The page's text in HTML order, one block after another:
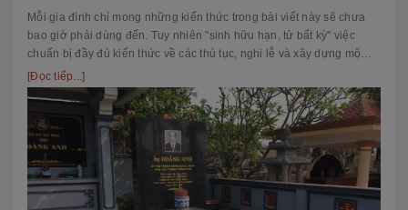
Mỗi gia đình chỉ mong những kiến thức trong bài viết này sẽ chưa
bao giờ phải dùng đến. Tuy nhiên "sinh hữu hạn, tử bất kỳ" việc
chuẩn bị đầy đủ kiến thức về các thủ tục, nghi lễ và xây dựng mộ
phầ...
[Đọc tiếp...]